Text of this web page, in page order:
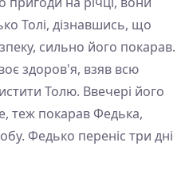
Толі, дізнавшись, що
сильно його покарав.
здоров'я, взяв всю
Толю. Ввечері його
теж покарав Федька,
Федько переніс три дні